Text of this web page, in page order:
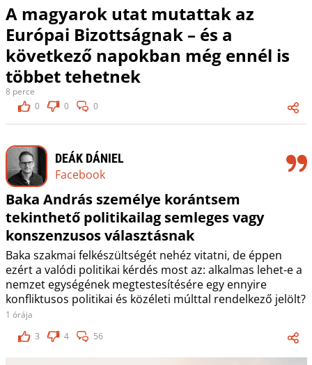
A magyarok utat mutattak az
Európai Bizottságnak – és a
következő napokban még ennél is
többet tehetnek
8 perce
0
0 0
DEÁK DÁNIEL
Facebook
Baka András személye korántsem
tekinthető politikailag semleges vagy
konszenzusos választásnak
Baka szakmai felkészültségét nehéz vitatni, de éppen
ezért a valódi politikai kérdés most az: alkalmas lehet-e a
nemzet egységének megtestesítésére egy ennyire
konfliktusos politikai és közéleti múlttal rendelkező jelölt?
1 órája
3
4 56